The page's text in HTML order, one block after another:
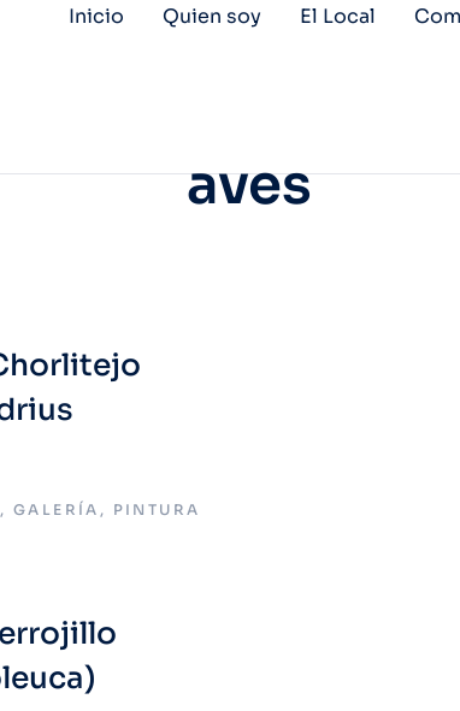
Inicio Quien soy El Local
aves
,GALERÍA , PINTURA